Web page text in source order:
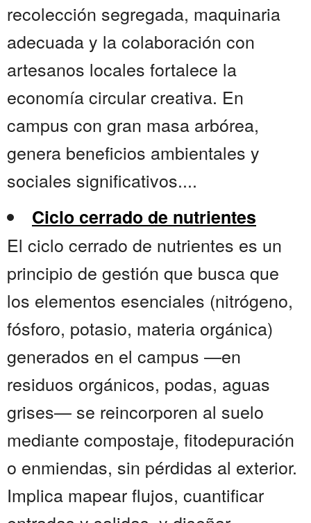
recolección segregada, maquinaria
adecuada y la colaboración con
artesanos locales fortalece la
economía circular creativa. En
campus con gran masa arbórea,
genera beneficios ambientales y
sociales significativos....
Ciclo cerrado de nutrientes
El ciclo cerrado de nutrientes es un
principio de gestión que busca que
los elementos esenciales (nitrógeno,
fósforo, potasio, materia orgánica)
generados en el campus —en
residuos orgánicos, podas, aguas
grises— se reincorporen al suelo
mediante compostaje, fitodepuración
o enmiendas, sin pérdidas al exterior.
Implica mapear flujos, cuantificar